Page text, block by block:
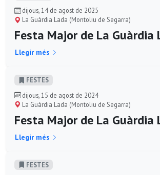
dijous, 14 de agost de 2025
La Guàrdia Lada (Montoliu de Segarra)
Festa Major de La Guàrdia
Llegir més
FESTES
dijous, 15 de agost de 2024
La Guàrdia Lada (Montoliu de Segarra)
Festa Major de La Guàrdia
Llegir més
FESTES